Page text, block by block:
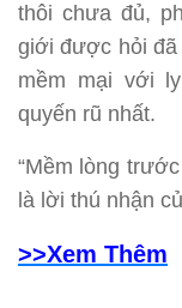
thôi chưa đủ,
giới được hỏi đã
mềm mại với
quyến rũ nhất.
“Mềm lòng
là lời thú nhận
>>Xem Thêm